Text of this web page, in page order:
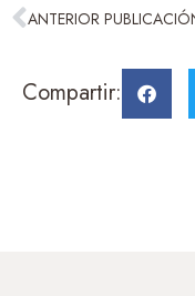
ANTERIOR
Compartir: